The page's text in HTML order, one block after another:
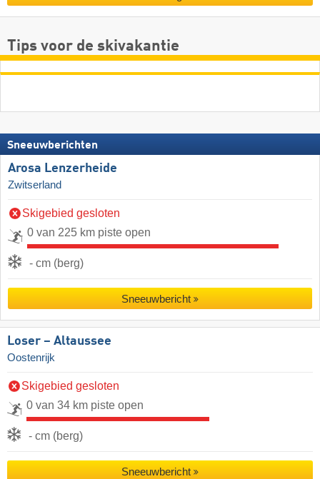
Tips voor de skivakantie
Sneeuwberichten
Arosa Lenzerheide
Zwitserland
Skigebied gesloten
0 van 225 km piste open
- cm (berg)
Sneeuwbericht
Loser – Altaussee
Oostenrijk
Skigebied gesloten
0 van 34 km piste open
- cm (berg)
Sneeuwbericht